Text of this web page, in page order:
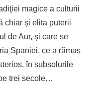
magice a culturii
chiar şi elita puterii
de Aur, şi care se
Spaniei, ce a rămas
în subsolurile
trei secole…